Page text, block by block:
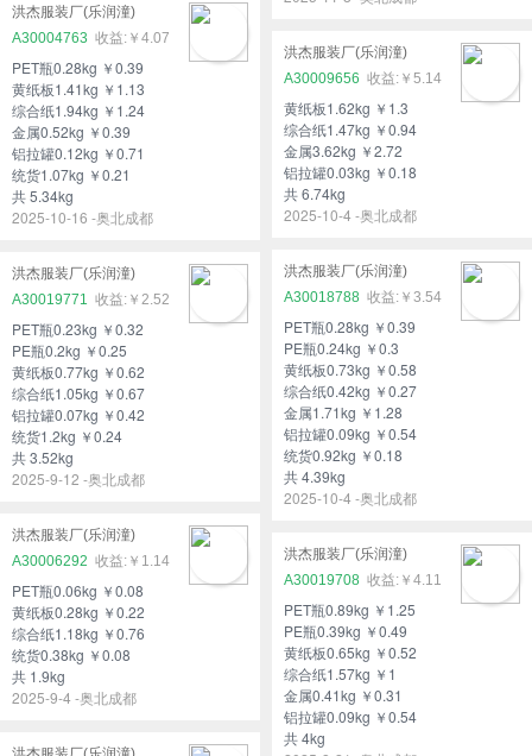
洪杰服装厂(乐润潼)
A30004763
￥4.07
PET瓶0.28kg ￥0.39
黄纸板1.41kg ￥1.13
综合纸1.94kg ￥1.24
金属0.52kg ￥0.39
铝拉罐0.12kg ￥0.71
统货1.07kg ￥0.21
共 5.34kg
2025-10-16 -奥北成都
洪杰服装厂(乐润潼)
A30009656
￥5.14
黄纸板1.62kg ￥1.3
综合纸1.47kg ￥0.94
金属3.62kg ￥2.72
铝拉罐0.03kg ￥0.18
共 6.74kg
2025-10-4 -奥北成都
洪杰服装厂(乐润潼)
A30018788
￥3.54
PET瓶0.28kg ￥0.39
PE瓶0.24kg ￥0.3
黄纸板0.73kg ￥0.58
综合纸0.42kg ￥0.27
金属1.71kg ￥1.28
铝拉罐0.09kg ￥0.54
统货0.92kg ￥0.18
共 4.39kg
2025-10-4 -奥北成都
洪杰服装厂(乐润潼)
A30019771
￥2.52
PET瓶0.23kg ￥0.32
PE瓶0.2kg ￥0.25
黄纸板0.77kg ￥0.62
综合纸1.05kg ￥0.67
铝拉罐0.07kg ￥0.42
统货1.2kg ￥0.24
共 3.52kg
2025-9-12 -奥北成都
洪杰服装厂(乐润潼)
A30006292
￥1.14
PET瓶0.06kg ￥0.08
黄纸板0.28kg ￥0.22
综合纸1.18kg ￥0.76
统货0.38kg ￥0.08
共 1.9kg
2025-9-4 -奥北成都
洪杰服装厂(乐润潼)
A30019708
￥4.11
PET瓶0.89kg ￥1.25
PE瓶0.39kg ￥0.49
黄纸板0.65kg ￥0.52
综合纸1.57kg ￥1
金属0.41kg ￥0.31
铝拉罐0.09kg ￥0.54
共 4kg